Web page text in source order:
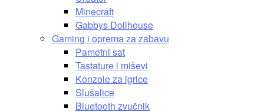
Minecraft
Gabbys Dollhouse
Gaming i oprema za zabavu
Pametni sat
Tastature i miševi
Konzole za igrice
Slušalice
Bluetooth zvučnik